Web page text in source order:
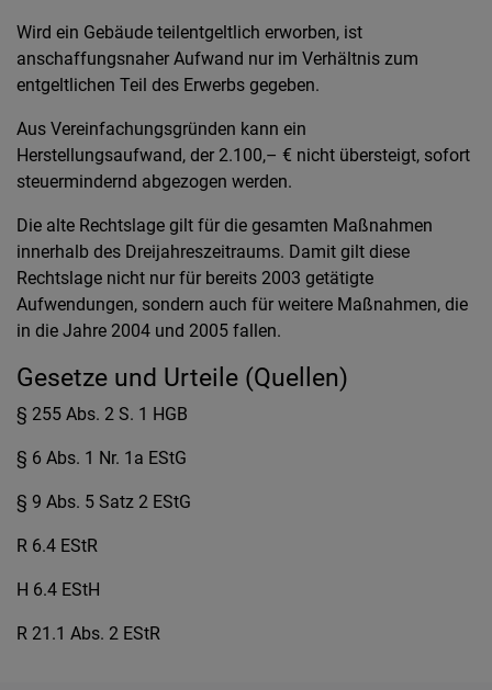
Wird ein Gebäude teilentgeltlich erworben, ist
anschaffungsnaher Aufwand nur im Verhältnis zum
entgeltlichen Teil des Erwerbs gegeben.
Aus Vereinfachungsgründen kann ein
Herstellungsaufwand, der 2.100,– € nicht übersteigt, sofort
steuermindernd abgezogen werden.
Die alte Rechtslage gilt für die gesamten Maßnahmen
innerhalb des Dreijahreszeitraums. Damit gilt diese
Rechtslage nicht nur für bereits 2003 getätigte
Aufwendungen, sondern auch für weitere Maßnahmen, die
in die Jahre 2004 und 2005 fallen.
Gesetze und Urteile (Quellen)
§ 255 Abs. 2 S. 1 HGB
§ 6 Abs. 1 Nr. 1a EStG
§ 9 Abs. 5 Satz 2 EStG
R 6.4 EStR
H 6.4 EStH
R 21.1 Abs. 2 EStR